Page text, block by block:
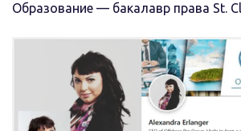
Образование — бакалавр права St.